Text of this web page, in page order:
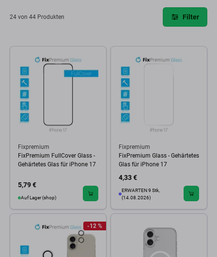
24 von 44 Produkten Filter
Fixpremium
FixPremium FullCover Glass -
Gehärtetes Glas für iPhone 17
5,79 €
Auf Lager (shop)
Fixpremium
FixPremium Glass - Gehärtetes
Glas für iPhone 17
4,33 €
ERWARTEN 9 Stk,
(14.08.2026)
-12 %